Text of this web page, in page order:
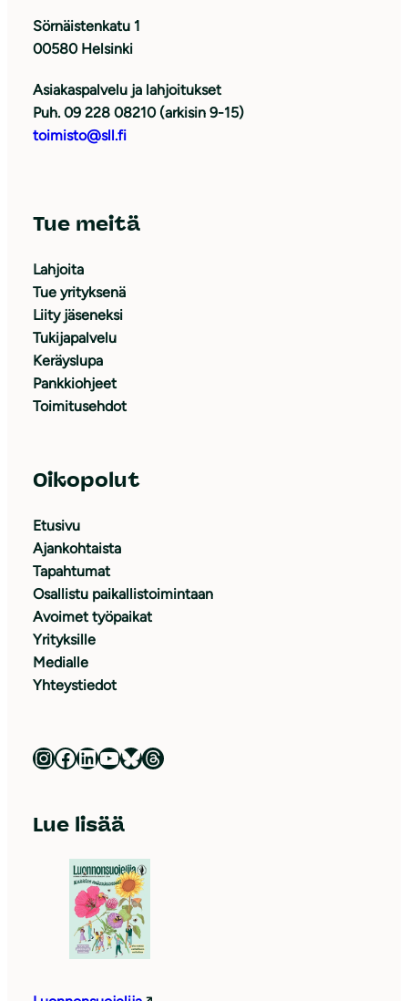
Sörnäistenkatu 1
00580 Helsinki
Asiakaspalvelu ja lahjoitukset
Puh. 09 228 08210 (arkisin 9-15)
toimisto@sll.fi
Tue meitä
Lahjoita
Tue yrityksenä
Liity jäseneksi
Tukijapalvelu
Keräyslupa
Pankkiohjeet
Toimitusehdot
Oikopolut
Etusivu
Ajankohtaista
Tapahtumat
Osallistu paikallistoimintaan
Avoimet työpaikat
Yrityksille
Medialle
Yhteystiedot
Luonnonsuojeluliitto Instagramissa Luonnonsuojeluliitto Facebookissa Luonnonsuojeluliitto LinkedInissä Luonnonsuojeluliiton YouTube-kanava Luonnonsuojeluliitto Blueskyssa Luonnonsuojeluliitto Threadsissa
Lue lisää